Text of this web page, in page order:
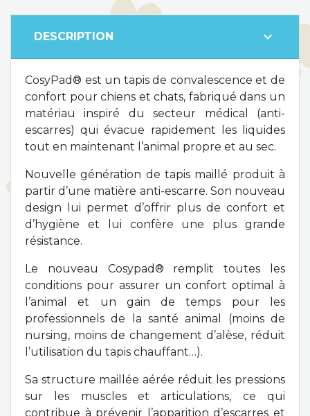
DESCRIPTION expand_more
CosyPad® est un tapis de convalescence et de
confort pour chiens et chats, fabriqué dans un
matériau inspiré du secteur médical (anti-
escarres) qui évacue rapidement les liquides
tout en maintenant l’animal propre et au sec.
Nouvelle génération de tapis maillé produit à
partir d’une matière anti-escarre. Son nouveau
design lui permet d’offrir plus de confort et
d’hygiène et lui confère une plus grande
résistance.
Le nouveau Cosypad® remplit toutes les
conditions pour assurer un confort optimal à
l’animal et un gain de temps pour les
professionnels de la santé animal (moins de
nursing, moins de changement d’alèse, réduit
l’utilisation du tapis chauffant…).
Sa structure maillée aérée réduit les pressions
sur les muscles et articulations, ce qui
contribue à prévenir l’apparition d’escarres et